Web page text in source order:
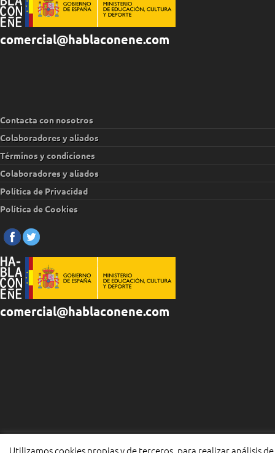
comercial@hablaconene.com
Contacta con nosotros
Colaboradores y aliados
Términos y condiciones
Colaboradores y aliados
Política de Privacidad
Política de Cookies
comercial@hablaconene.com
Utilizamos cookies propias y de terceros, para realizar análisis de